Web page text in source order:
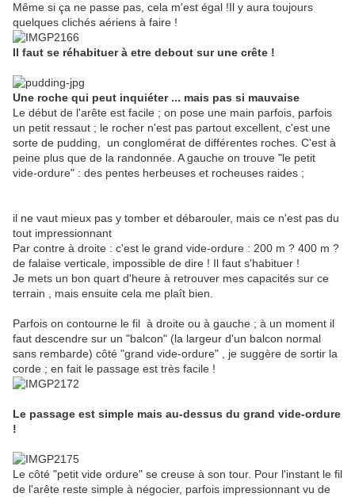
Même si ça ne passe pas, cela m'est égal !Il y aura toujours
quelques clichés aériens à faire !
Il faut se réhabituer à etre debout sur une crête !
Une roche qui peut inquiéter ... mais pas si mauvaise
Le début de l'arête est facile ; on pose une main parfois, parfois
un petit ressaut ; le rocher n'est pas partout excellent, c'est une
sorte de pudding, un conglomérat de différentes roches. C'est à
peine plus que de la randonnée. A gauche on trouve "le petit
vide-ordure" : des pentes herbeuses et rocheuses raides ;
il ne vaut mieux pas y tomber et débarouler, mais ce n'est pas du
tout impressionnant
Par contre à droite : c'est le grand vide-ordure : 200 m ? 400 m ?
de falaise verticale, impossible de dire ! Il faut s'habituer !
Je mets un bon quart d'heure à retrouver mes capacités sur ce
terrain , mais ensuite cela me plaît bien.
Parfois on contourne le fil à droite ou à gauche ; à un moment il
faut descendre sur un "balcon" (la largeur d'un balcon normal
sans rembarde) côté "grand vide-ordure" , je suggère de sortir la
corde ; en fait le passage est très facile !
Le passage est simple mais au-dessus du grand vide-ordure
!
Le côté "petit vide ordure" se creuse à son tour. Pour l'instant le fil
de l'arête reste simple à négocier, parfois impressionnant vu de